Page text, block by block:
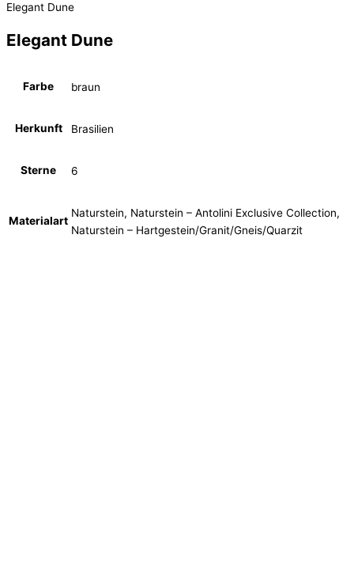
Elegant Dune
Elegant Dune
Farbe braun
Herkunft Brasilien
Sterne 6
Materialart
Naturstein, Naturstein – Antolini Exclusive Collection,
Naturstein – Hartgestein/Granit/Gneis/Quarzit